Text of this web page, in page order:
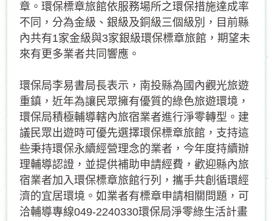
章。環保標章旅館依服務場所之環保措施達成率
不同，分為金級、銀級及銅級三個級別，目前縣
內共有1家金級與3家銀級環保標章旅館，期望未
來有更多業者共同響應。
環保局李易書局長表示，南投縣為國內觀光旅遊
重鎮，近年為讓民眾擁有優質的綠色旅遊環境，
環保局積極輔導轄內旅宿業者進行淨零轉型。建
議民眾出遊時可優先選擇環保標章旅館，支持這
些秉持環保永續經營理念的業者，今年度持續辦
理輔導認證，並提供補助申請經費，歡迎縣內旅
宿業者加入環保標章旅館行列，攜手共創循環經
濟的宜居環境。如業者有標章申請相關問題，可
洽輔導專線049-2240330環保局淨零綠生活計畫